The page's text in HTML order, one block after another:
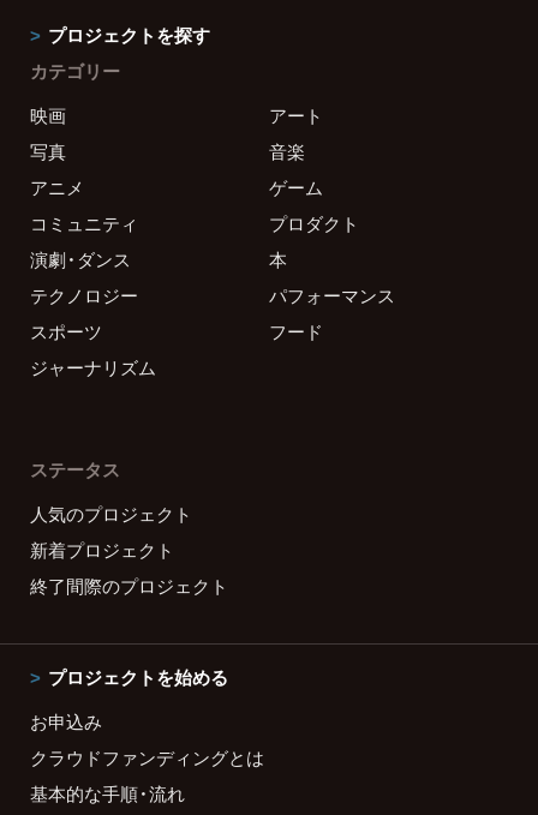
プロジェクトを探す
カテゴリー
映画
アート
写真
音楽
アニメ
ゲーム
コミュニティ
プロダクト
演劇・ダンス
本
テクノロジー
パフォーマンス
スポーツ
フード
ジャーナリズム
ステータス
人気のプロジェクト
新着プロジェクト
終了間際のプロジェクト
プロジェクトを始める
お申込み
クラウドファンディングとは
基本的な手順・流れ